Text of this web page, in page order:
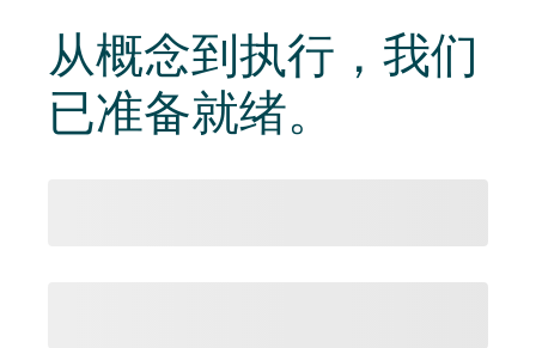
从概念到执行 ，我们
已准备就绪。